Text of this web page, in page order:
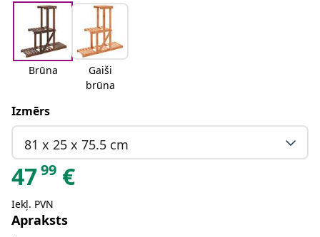
Brūna
Gaiši
brūna
Izmērs
81 x 25 x 75.5 cm
4799 €
Iekļ. PVN
Apraksts